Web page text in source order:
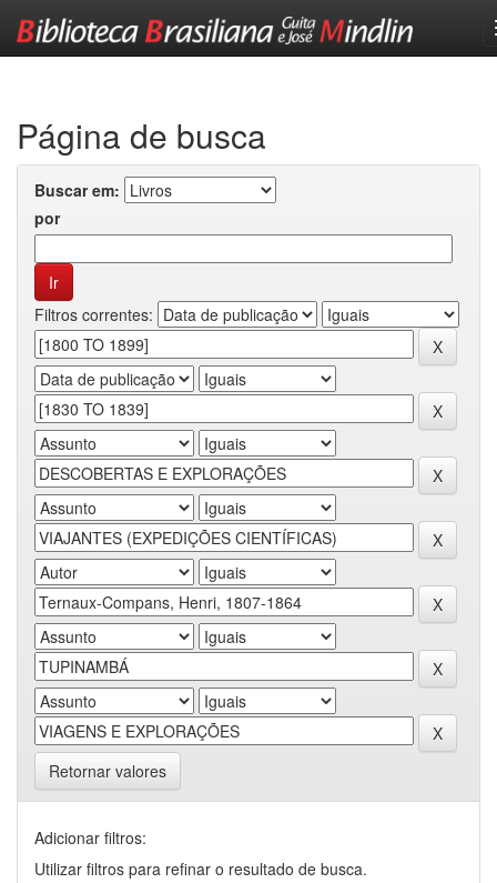
Página de busca
Buscar em:
por
Filtros correntes:
Retornar valores
Adicionar filtros:
Utilizar filtros para refinar o resultado de busca.